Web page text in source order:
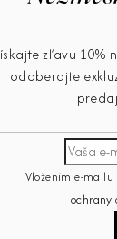
zľavu 10%
odoberajte
Vložením e-
ochrany